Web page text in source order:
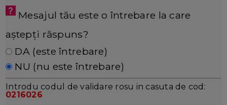
Mesajul tău este o întrebare la care
aștepți răspuns?
DA (este întrebare)
NU (nu este întrebare)
Introdu codul de validare rosu in casuta de cod:
0216026